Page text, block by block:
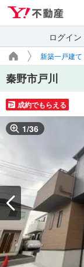
ログイン
新築一戸建て
秦野市戸川
成約でもらえる
1/36